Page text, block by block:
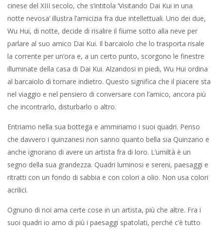
cinese del XIII secolo, che s’intitola ‘Visitando Dai Kui in una
notte nevosa’ illustra l’amicizia fra due intellettuali. Uno dei due,
Wu Hui, di notte, decide di risalire il fiume sotto alla neve per
parlare al suo amico Dai Kui. Il barcaiolo che lo trasporta risale
la corrente per un’ora e, a un certo punto, scorgono le finestre
illuminate della casa di Dai Kui. Alzandosi in piedi, Wu Hui ordina
al barcaiolo di tornare indietro. Questo significa che il piacere sta
nel viaggio e nel pensiero di conversare con l’amico, ancora più
che incontrarlo, disturbarlo o altro.
Entriamo nella sua bottega e ammiriamo i suoi quadri. Penso
che davvero i quinzanesi non sanno quanto bella sia Quinzano e
anche ignorano di avere un artista fra di loro. L’umiltà è un
segno della sua grandezza. Quadri luminosi e sereni, paesaggi e
ritratti con un fondo di sabbia e con colori a olio. Non usa colori
acrilici.
Ognuno di noi ama certe cose in un artista, più che altre. Fra i
suoi quadri io amo di più i paesaggi spatolati, perché c’è tutto